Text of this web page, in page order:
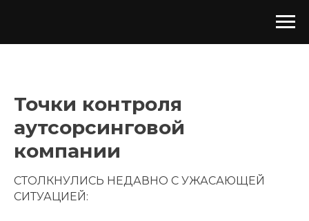
Точки контроля
аутсорсинговой
компании
СТОЛКНУЛИСЬ НЕДАВНО С УЖАСАЮЩЕЙ
СИТУАЦИЕЙ: